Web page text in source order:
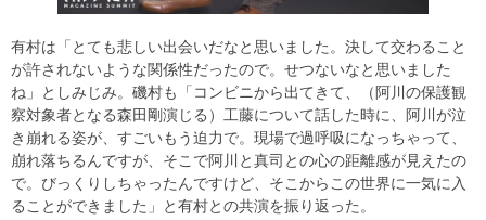
有村は「とても悲しい出会いだなと思いました。決して交わること
が許されないような関係性だったので。せつないなと思いました
ね」としみじみ。磯村も「コンビニから出てきて、（阿川の保護観
察対象者となる森田剛演じる）工藤について話した時に、阿川が泣
き崩れる姿が、すごいもう迫力で。現場で過呼吸になっちゃって、
崩れ落ちるんですが、そこで阿川と真司との心の距離感が見えたの
で。びっくりしちゃったんですけど、そこからこの世界に一気に入
ることができました」と有村との共演を振り返った。